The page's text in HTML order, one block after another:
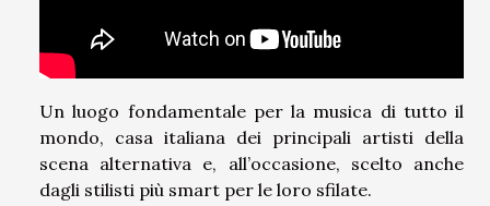
Un luogo fondamentale per la musica di tutto il
mondo, casa italiana dei principali artisti della
scena alternativa e, all’occasione, scelto anche
dagli stilisti più smart per le loro sfilate.